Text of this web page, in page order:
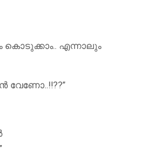
കൊടുക്കാം.. എന്നാലും
വേണോ..!!??”